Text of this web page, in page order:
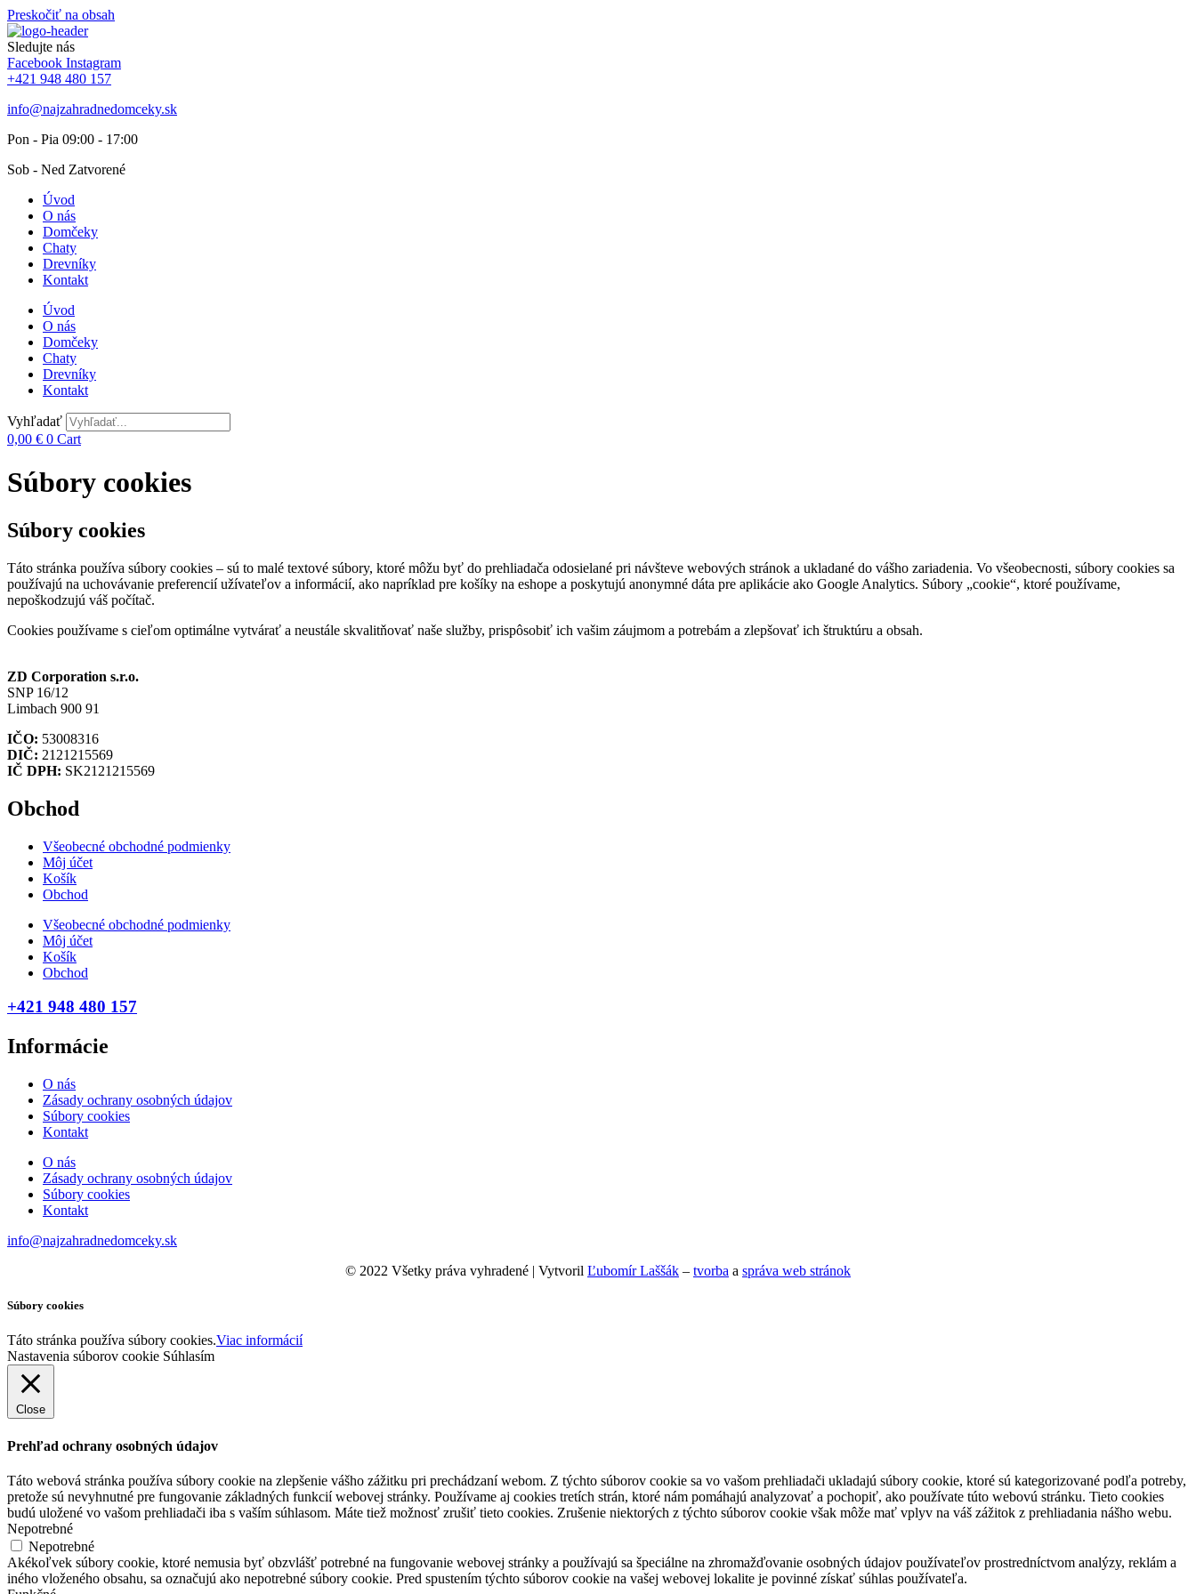
Preskočiť na obsah
Sledujte nás
Facebook Instagram
+421 948 480 157
info@najzahradnedomceky.sk
Pon - Pia 09:00 - 17:00
Sob - Ned Zatvorené
Úvod
O nás
Domčeky
Chaty
Drevníky
Kontakt
Úvod
O nás
Domčeky
Chaty
Drevníky
Kontakt
Vyhľadať
0,00 € 0 Cart
Súbory cookies
Súbory cookies
Táto stránka používa súbory cookies – sú to malé textové súbory, ktoré môžu byť do prehliadača odosielané pri návšteve webových stránok a ukladané do vášho zariadenia. Vo všeobecnosti, súbory cookies sa
používajú na uchovávanie preferencií užívateľov a informácií, ako napríklad pre košíky na eshope a poskytujú anonymné dáta pre aplikácie ako Google Analytics. Súbory „cookie“, ktoré používame,
nepoškodzujú váš počítač.
Cookies používame s cieľom optimálne vytvárať a neustále skvalitňovať naše služby, prispôsobiť ich vašim záujmom a potrebám a zlepšovať ich štruktúru a obsah.
ZD Corporation s.r.o.
SNP 16/12
Limbach 900 91
IČO: 53008316
DIČ: 2121215569
IČ DPH: SK2121215569
Obchod
Všeobecné obchodné podmienky
Môj účet
Košík
Obchod
Všeobecné obchodné podmienky
Môj účet
Košík
Obchod
+421 948 480 157
Informácie
O nás
Zásady ochrany osobných údajov
Súbory cookies
Kontakt
O nás
Zásady ochrany osobných údajov
Súbory cookies
Kontakt
info@najzahradnedomceky.sk
© 2022 Všetky práva vyhradené | Vytvoril Ľubomír Laššák – tvorba a správa web stránok
Súbory cookies
Táto stránka používa súbory cookies.Viac informácií
Nastavenia súborov cookie Súhlasím
Close
Prehľad ochrany osobných údajov
Táto webová stránka používa súbory cookie na zlepšenie vášho zážitku pri prechádzaní webom. Z týchto súborov cookie sa vo vašom prehliadači ukladajú súbory cookie, ktoré sú kategorizované podľa potreby,
pretože sú nevyhnutné pre fungovanie základných funkcií webovej stránky. Používame aj cookies tretích strán, ktoré nám pomáhajú analyzovať a pochopiť, ako používate túto webovú stránku. Tieto cookies
budú uložené vo vašom prehliadači iba s vaším súhlasom. Máte tiež možnosť zrušiť tieto cookies. Zrušenie niektorých z týchto súborov cookie však môže mať vplyv na váš zážitok z prehliadania nášho webu.
Nepotrebné
Nepotrebné
Akékoľvek súbory cookie, ktoré nemusia byť obzvlášť potrebné na fungovanie webovej stránky a používajú sa špeciálne na zhromažďovanie osobných údajov používateľov prostredníctvom analýzy, reklám a
iného vloženého obsahu, sa označujú ako nepotrebné súbory cookie. Pred spustením týchto súborov cookie na vašej webovej lokalite je povinné získať súhlas používateľa.